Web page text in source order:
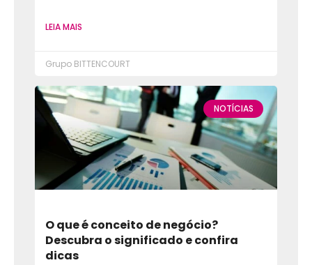
LEIA MAIS
Grupo BITTENCOURT
NOTÍCIAS
O que é conceito de negócio?
Descubra o significado e confira
dicas